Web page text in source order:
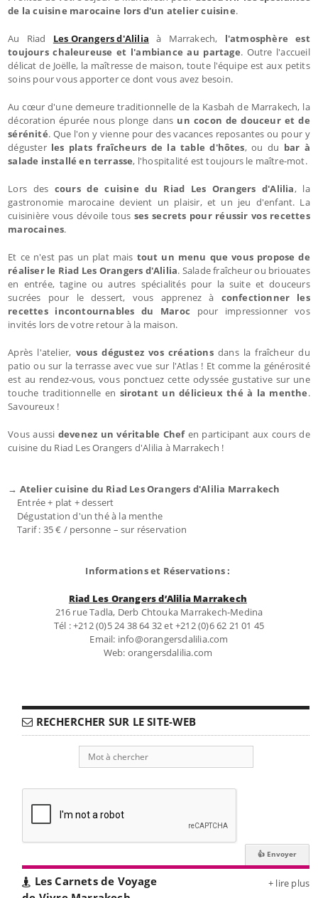
de la cuisine marocaine lors d'un atelier cuisine.
Au Riad Les Orangers d'Alilia à Marrakech, l'atmosphère est
toujours chaleureuse et l'ambiance au partage. Outre l'accueil
délicat de Joëlle, la maîtresse de maison, toute l'équipe est aux petits
soins pour vous apporter ce dont vous avez besoin.
Au cœur d'une demeure traditionnelle de la Kasbah de Marrakech, la
décoration épurée nous plonge dans un cocon de douceur et de
sérénité. Que l'on y vienne pour des vacances reposantes ou pour y
déguster les plats fraîcheurs de la table d'hôtes, ou du bar à
salade installé en terrasse, l'hospitalité est toujours le maître-mot.
Lors des cours de cuisine du Riad Les Orangers d'Alilia, la
gastronomie marocaine devient un plaisir, et un jeu d'enfant. La
cuisinière vous dévoile tousses secrets pour réussir vos recettes
marocaines.
Et ce n'est pas un plat mais tout un menu que vous propose de
réaliser le Riad Les Orangers d'Alilia. Salade fraîcheur ou briouates
en entrée, tagine ou autres spécialités pour la suite et douceurs
sucrées pour le dessert, vous apprenez à confectionner les
recettes incontournables du Maroc pour impressionner vos
invités lors de votre retour à la maison.
Après l'atelier, vous dégustez vos créationsdans la fraîcheur du
patio ou sur la terrasse avec vue sur l'Atlas ! Et comme la générosité
est au rendez-vous, vous ponctuez cette odyssée gustative sur une
touche traditionnelle en sirotant un délicieux thé à la menthe.
Savoureux !
Vous aussi devenez un véritable Chefen participant aux cours de
cuisine du Riad Les Orangers d'Alilia à Marrakech !
→ Atelier cuisine du Riad Les Orangers d'Alilia Marrakech
Entrée + plat + dessert
Dégustation d'un thé à la menthe
Tarif : 35 € / personne – sur réservation
Informations et Réservations :
Riad Les Orangers d’Alilia Marrakech
216 rue Tadla, Derb Chtouka Marrakech-Medina
Tél : +212 (0)5 24 38 64 32 et +212 (0)6 62 21 01 45
Email: info@orangersdalilia.com
Web: orangersdalilia.com
RECHERCHER SUR LE SITE-WEB
Les Carnets de Voyage
+ lire plus